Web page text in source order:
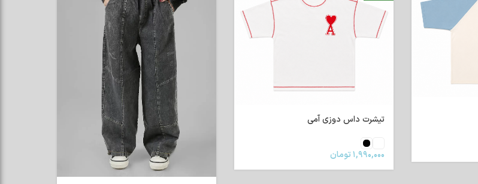
تیشرت داس دوزی آمی
۱,۹۹۰,۰۰۰تومان